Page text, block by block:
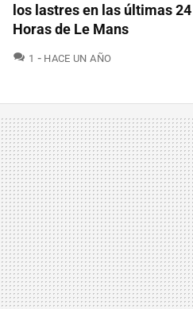
los lastres en las últimas 24
Horas de Le Mans
1 COMENTARIOS
HACE UN AÑO